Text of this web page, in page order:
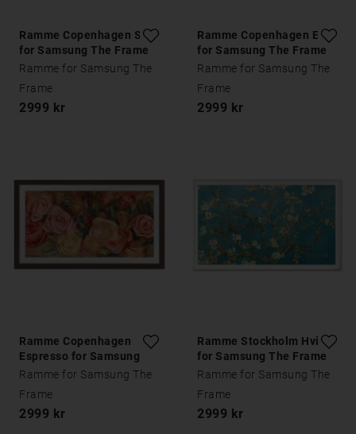
Ramme Copenhagen Sort
for Samsung The Frame
Ramme for Samsung The
Frame
2999 kr
Ramme Copenhagen Eik
for Samsung The Frame
Ramme for Samsung The
Frame
2999 kr
Ramme Copenhagen
Espresso for Samsung
The Frame
Ramme for Samsung The
Frame
2999 kr
Ramme Stockholm Hvit
for Samsung The Frame
Ramme for Samsung The
Frame
2999 kr